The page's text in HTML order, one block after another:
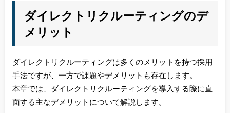
ダイレクトリクルーティングのデ
メリット
ダイレクトリクルーティングは多くのメリットを持つ採用
手法ですが、一方で課題やデメリットも存在します。
本章では、ダイレクトリクルーティングを導入する際に直
面する主なデメリットについて解説します。